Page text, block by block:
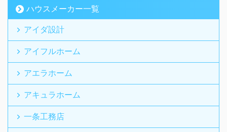
ハウスメーカー一覧
アイダ設計
アイフルホーム
アエラホーム
アキュラホーム
一条工務店